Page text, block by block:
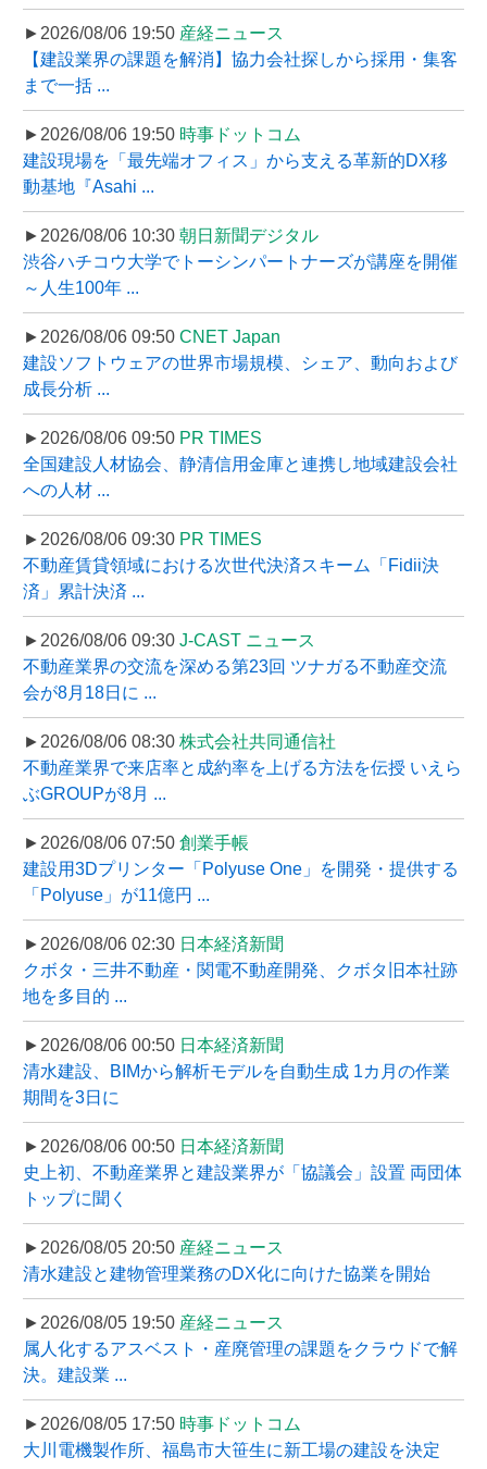
►2026/08/06 19:50 産経ニュース
【建設業界の課題を解消】協力会社探しから採用・集客
まで一括 ...
►2026/08/06 19:50 時事ドットコム
建設現場を「最先端オフィス」から支える革新的DX移
動基地『Asahi ...
►2026/08/06 10:30 朝日新聞デジタル
渋谷ハチコウ大学でトーシンパートナーズが講座を開催
～人生100年 ...
►2026/08/06 09:50 CNET Japan
建設ソフトウェアの世界市場規模、シェア、動向および
成長分析 ...
►2026/08/06 09:50 PR TIMES
全国建設人材協会、静清信用金庫と連携し地域建設会社
への人材 ...
►2026/08/06 09:30 PR TIMES
不動産賃貸領域における次世代決済スキーム「Fidii決
済」累計決済 ...
►2026/08/06 09:30 J-CAST ニュース
不動産業界の交流を深める第23回 ツナガる不動産交流
会が8月18日に ...
►2026/08/06 08:30 株式会社共同通信社
不動産業界で来店率と成約率を上げる方法を伝授 いえら
ぶGROUPが8月 ...
►2026/08/06 07:50 創業手帳
建設用3Dプリンター「Polyuse One」を開発・提供する
「Polyuse」が11億円 ...
►2026/08/06 02:30 日本経済新聞
クボタ・三井不動産・関電不動産開発、クボタ旧本社跡
地を多目的 ...
►2026/08/06 00:50 日本経済新聞
清水建設、BIMから解析モデルを自動生成 1カ月の作業
期間を3日に
►2026/08/06 00:50 日本経済新聞
史上初、不動産業界と建設業界が「協議会」設置 両団体
トップに聞く
►2026/08/05 20:50 産経ニュース
清水建設と建物管理業務のDX化に向けた協業を開始
►2026/08/05 19:50 産経ニュース
属人化するアスベスト・産廃管理の課題をクラウドで解
決。建設業 ...
►2026/08/05 17:50 時事ドットコム
大川電機製作所、福島市大笹生に新工場の建設を決定